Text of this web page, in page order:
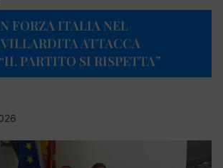
FORZA ITALIA NEL
VILLARDITA ATTACCA
PARTITO SI RISPETTA”